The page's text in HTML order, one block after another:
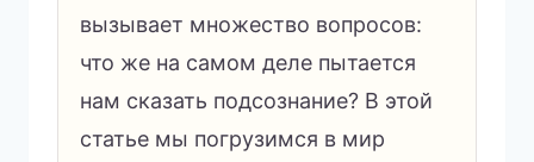
вызывает множество вопросов:
что же на самом деле пытается
нам сказать подсознание? В этой
статье мы погрузимся в мир